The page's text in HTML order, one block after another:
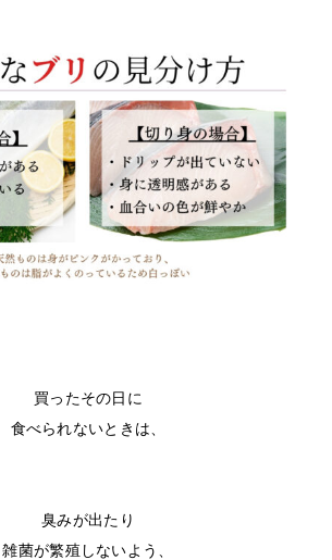
買ったその日に
食べられないときは、
臭みが出たり
雑菌が繁殖しないよう、